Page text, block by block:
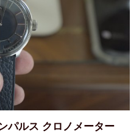
パルス クロノメーター